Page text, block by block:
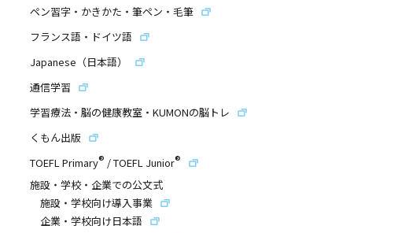
ペン習字・かきかた・筆ペン・毛筆
フランス語・ドイツ語
Japanese（日本語）
通信学習
学習療法・脳の健康教室・KUMONの脳トレ
くもん出版
TOEFL Primary® /TOEFL Junior®
施設・学校・企業での公文式
施設・学校向け導入事業
企業・学校向け日本語